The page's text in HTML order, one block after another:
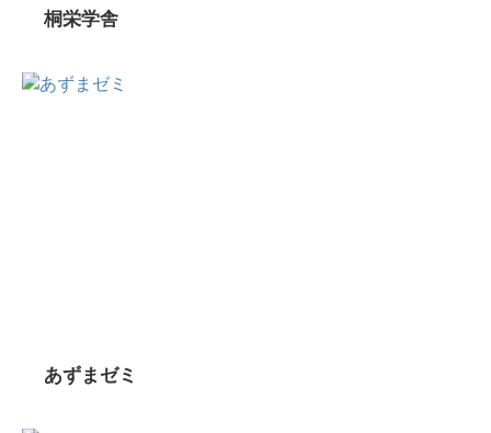
桐栄学舎
あずまゼミ